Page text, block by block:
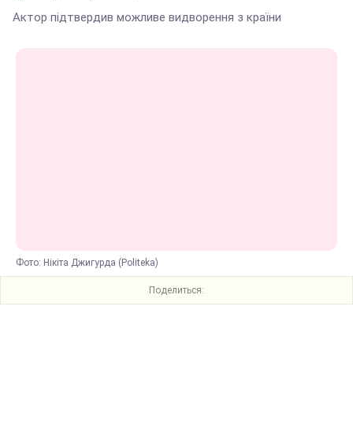
Актор підтвердив можливе видворення з країни
Фото: Нікіта Джигурда (Politeka)
Поделиться: